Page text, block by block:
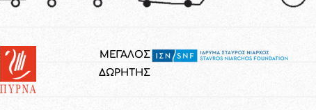
ΜΕΓΑΛΟΣ
ΔΩΡΗΤΗΣ